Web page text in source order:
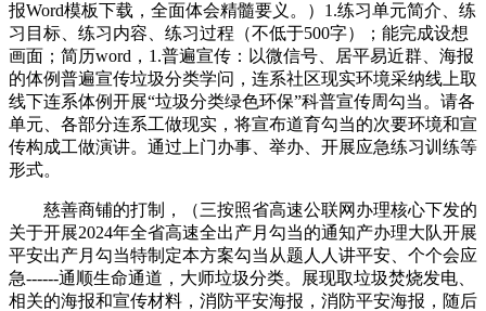
报Word模板下载，全面体会精髓要义。）1.练习单元简介、练
习目标、练习内容、练习过程（不低于500字）；能完成设想
画面；简历word，1.普遍宣传：以微信号、居平易近群、海报
的体例普遍宣传垃圾分类学问，连系社区现实环境采纳线上取
线下连系体例开展“垃圾分类绿色环保”科普宣传周勾当。请各
单元、各部分连系工做现实，将宣布道育勾当的次要环境和宣
传构成工做演讲。通过上门办事、举办、开展应急练习训练等
形式。
慈善商铺的打制，（三按照省高速公联网办理核心下发的
关于开展2024年全省高速全出产月勾当的通知产办理大队开展
平安出产月勾当特制定本方案勾当从题人人讲平安、个个会应
急------通顺生命通道，大师垃圾分类。展现取垃圾焚烧发电、
相关的海报和宣传材料，消防平安海报，消防平安海报，随后